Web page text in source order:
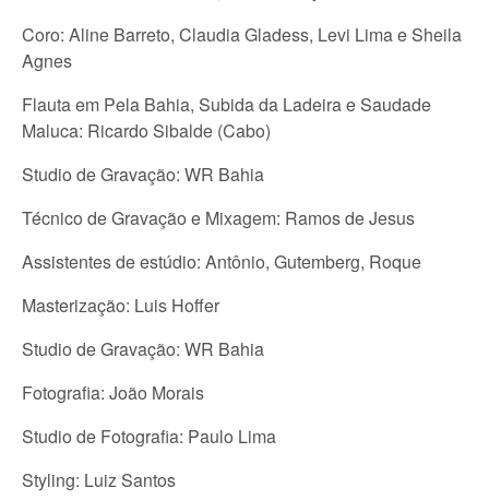
Coro: Aline Barreto, Claudia Gladess, Levi Lima e Sheila
Agnes
Flauta em Pela Bahia, Subida da Ladeira e Saudade
Maluca: Ricardo Sibalde (Cabo)
Studio de Gravação: WR Bahia
Técnico de Gravação e Mixagem: Ramos de Jesus
Assistentes de estúdio: Antônio, Gutemberg, Roque
Masterização: Luis Hoffer
Studio de Gravação: WR Bahia
Fotografia: João Morais
Studio de Fotografia: Paulo Lima
Styling: Luiz Santos